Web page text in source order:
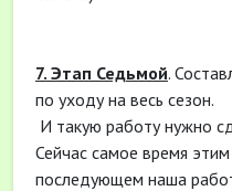
7. Этап Седьмой.
по уходу на весь сезон.
И такую работу нужно
Сейчас самое время
последующем наша